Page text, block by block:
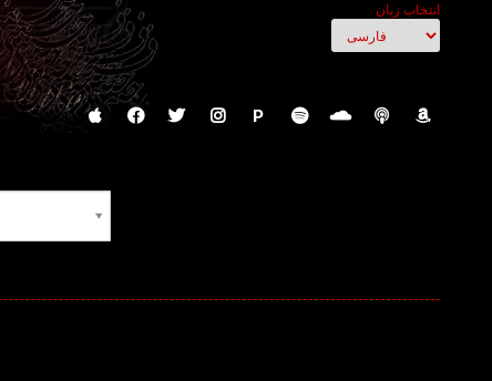
انتخاب زبان
P